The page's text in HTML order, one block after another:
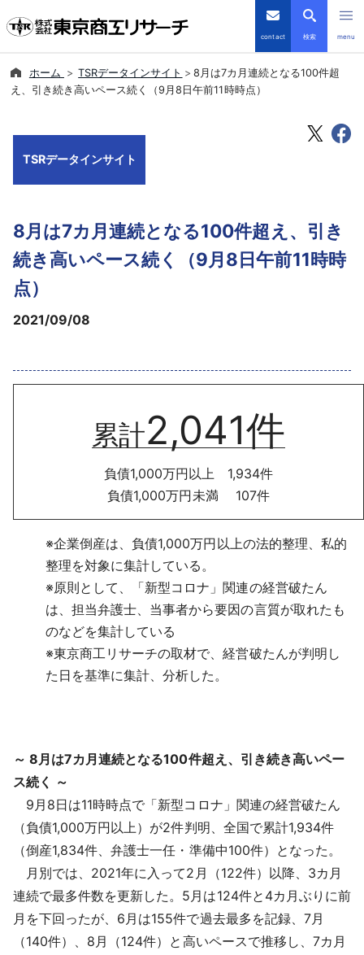
contact 検索 menu
倒産・注目企業情報
会社案内
採用情報
よくあるご質問
English
ホーム TSRデータインサイト
8月は7カ月連続となる100件超
え、引き続き高いペース続く（9月8日午前11時時点）
TSRデータインサイト
8月は7カ月連続となる100件超え、引き
続き高いペース続く（9月8日午前11時時
点）
2021/09/08
累計2,041件
負債1,000万円以上 1,934件
負債1,000万円未満 107件
※企業倒産は、負債1,000万円以上の法的整理、私的
整理を対象に集計している。
※原則として、「新型コロナ」関連の経営破たん
は、担当弁護士、当事者から要因の言質が取れたも
のなどを集計している
※東京商工リサーチの取材で、経営破たんが判明し
た日を基準に集計、分析した。
～ 8月は7カ月連続となる100件超え、引き続き高いペー
ス続く ～
9月8日は11時時点で「新型コロナ」関連の経営破たん
（負債1,000万円以上）が2件判明、全国で累計1,934件
（倒産1,834件、弁護士一任・準備中100件）となった。
月別では、2021年に入って2月（122件）以降、3カ月
連続で最多件数を更新した。5月は124件と4カ月ぶりに前
月を下回ったが、6月は155件で過去最多を記録、7月
（140件）、8月（124件）と高いペースで推移し、7カ月